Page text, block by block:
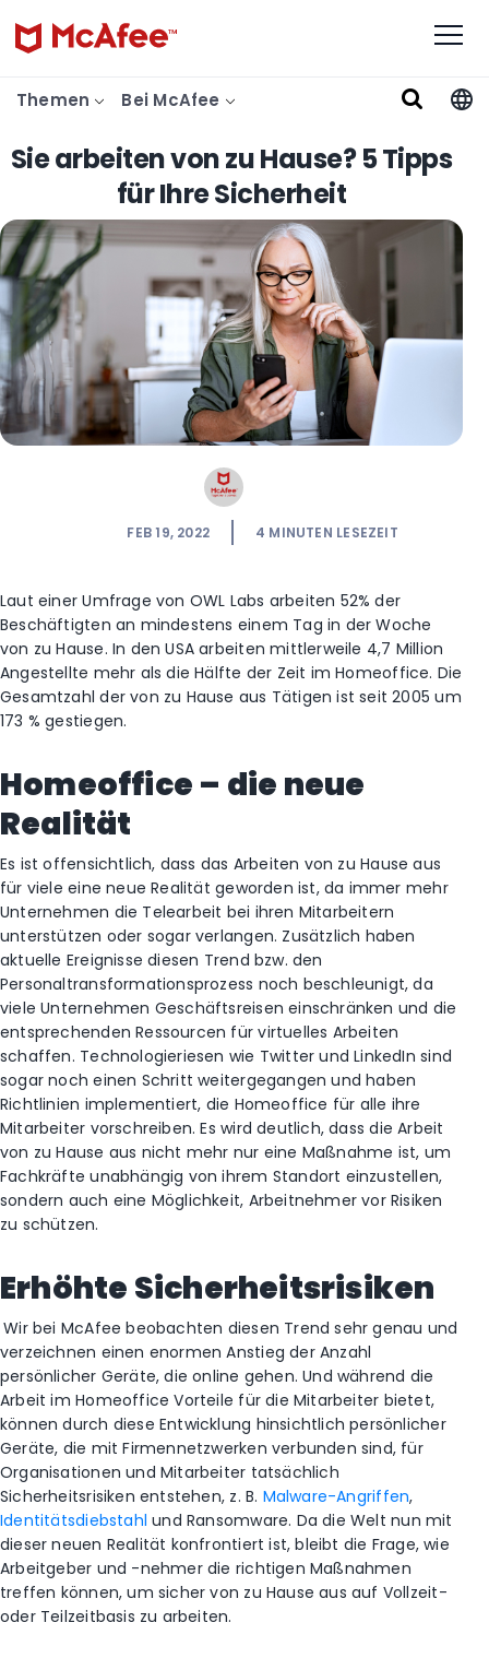
Themen Bei McAfee
Sie arbeiten von zu Hause? 5 Tipps
für Ihre Sicherheit
FEB 19, 2022 4 MINUTEN LESEZEIT
Laut einer Umfrage von OWL Labs arbeiten 52% der
Beschäftigten an mindestens einem Tag in der Woche
von zu Hause. In den USA arbeiten mittlerweile 4,7 Million
Angestellte mehr als die Hälfte der Zeit im Homeoffice. Die
Gesamtzahl der von zu Hause aus Tätigen ist seit 2005 um
173 % gestiegen.
Homeoffice – die neue
Realität
Es ist offensichtlich, dass das Arbeiten von zu Hause aus
für viele eine neue Realität geworden ist, da immer mehr
Unternehmen die Telearbeit bei ihren Mitarbeitern
unterstützen oder sogar verlangen. Zusätzlich haben
aktuelle Ereignisse diesen Trend bzw. den
Personaltransformationsprozess noch beschleunigt, da
viele Unternehmen Geschäftsreisen einschränken und die
entsprechenden Ressourcen für virtuelles Arbeiten
schaffen. Technologieriesen wie Twitter und LinkedIn sind
sogar noch einen Schritt weitergegangen und haben
Richtlinien implementiert, die Homeoffice für alle ihre
Mitarbeiter vorschreiben. Es wird deutlich, dass die Arbeit
von zu Hause aus nicht mehr nur eine Maßnahme ist, um
Fachkräfte unabhängig von ihrem Standort einzustellen,
sondern auch eine Möglichkeit, Arbeitnehmer vor Risiken
zu schützen.
Erhöhte Sicherheitsrisiken
Wir bei McAfee beobachten diesen Trend sehr genau und
verzeichnen einen enormen Anstieg der Anzahl
persönlicher Geräte, die online gehen. Und während die
Arbeit im Homeoffice Vorteile für die Mitarbeiter bietet,
können durch diese Entwicklung hinsichtlich persönlicher
Geräte, die mit Firmennetzwerken verbunden sind, für
Organisationen und Mitarbeiter tatsächlich
Sicherheitsrisiken entstehen, z. B. Malware-Angriffen,
Identitätsdiebstahl und Ransomware. Da die Welt nun mit
dieser neuen Realität konfrontiert ist, bleibt die Frage, wie
Arbeitgeber und -nehmer die richtigen Maßnahmen
treffen können, um sicher von zu Hause aus auf Vollzeit-
oder Teilzeitbasis zu arbeiten.